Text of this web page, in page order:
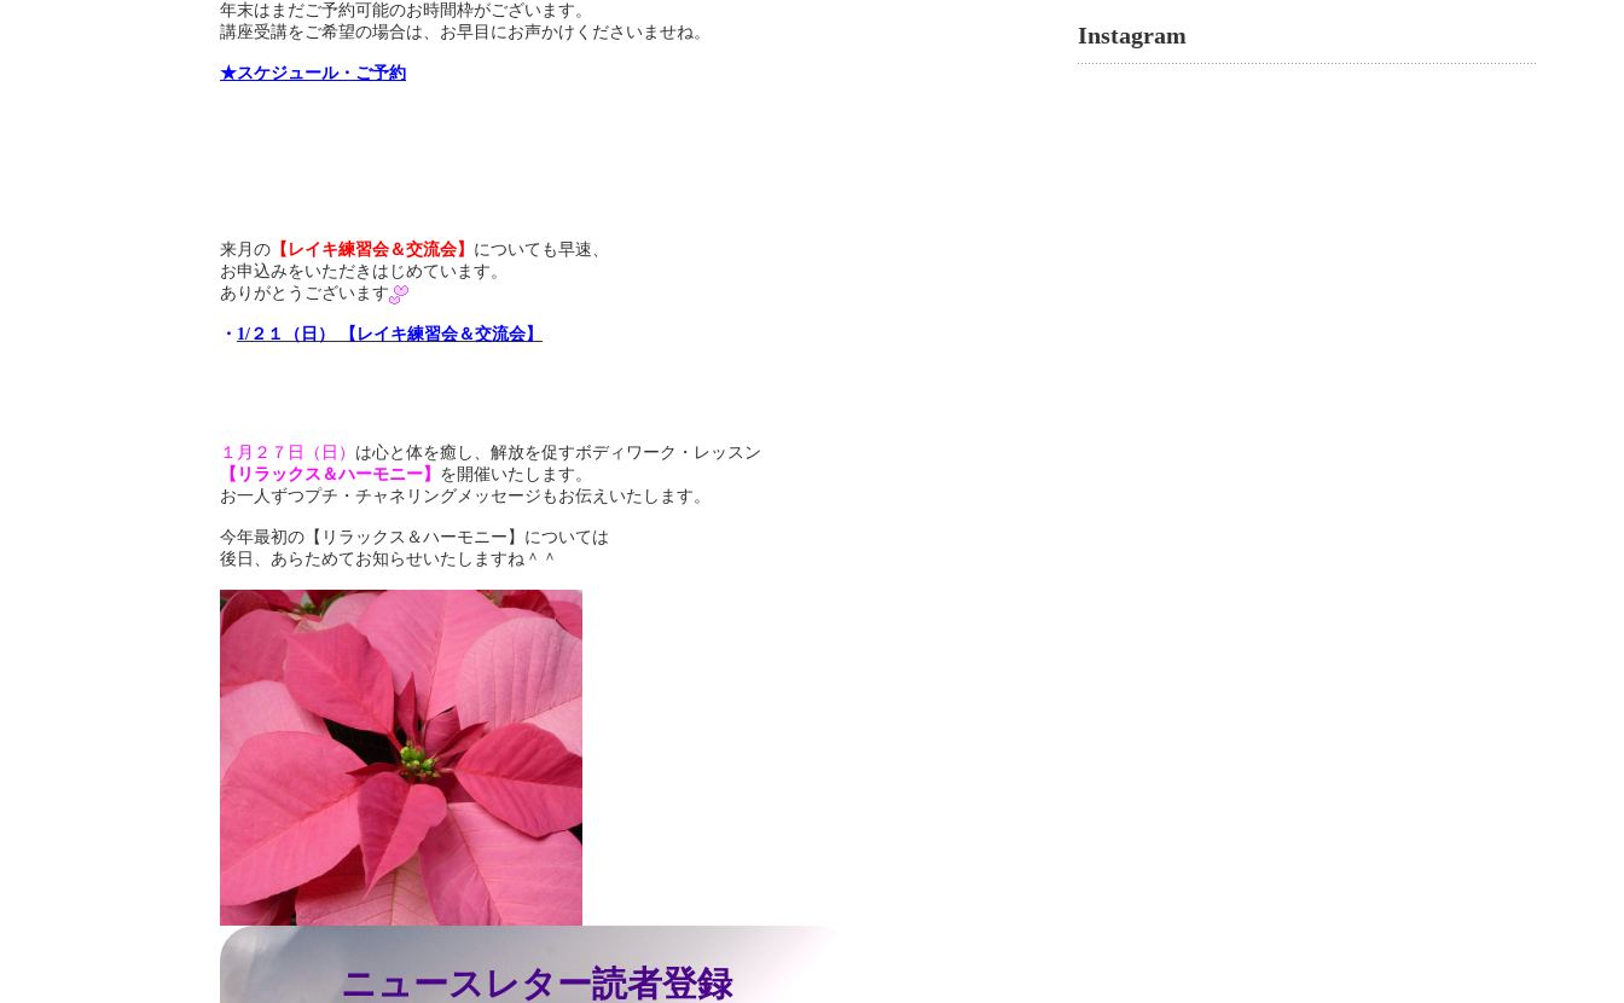
年末はまだご予約可能のお時間枠がございます。
講座受講をご希望の場合は、お早目にお声かけくださいませね。
★スケジュール・ご予約
来月の 【レイキ練習会＆交流会】 についても早速、
お申込みをいただきはじめています。
ありがとうございます
・ 1/２１（日） 【レイキ練習会＆交流会】
１月２７日（日） は心と体を癒し、解放を促すボディワーク・レッスン
【リラックス＆ハーモニー】 を開催いたします。
お一人ずつプチ・チャネリングメッセージもお伝えいたします。
今年最初の【リラックス＆ハーモニー】については
後日、あらためてお知らせいたしますね＾＾
ニュースレター読者登録
Instagram